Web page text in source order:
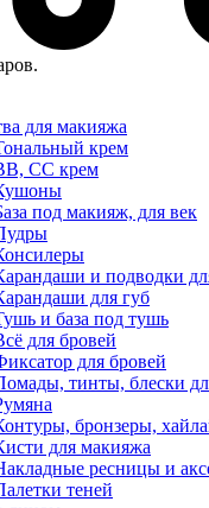
для макияжа
крем
CC крем
под макияж, для век
и подводки
для губ
и база под тушь
для бровей
для бровей
тинты, блески
бронзеры,
для макияжа
ресницы и
теней